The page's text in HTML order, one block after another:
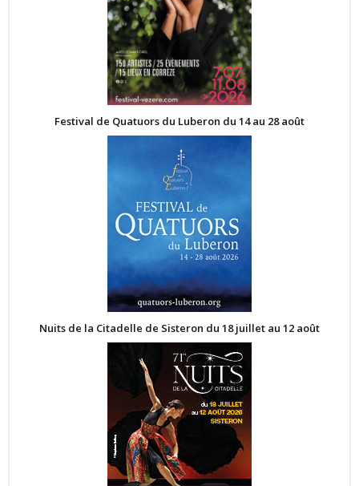
Festival de Quatuors du Luberon du 14 au 28 août
Nuits de la Citadelle de Sisteron du 18 juillet au 12 août